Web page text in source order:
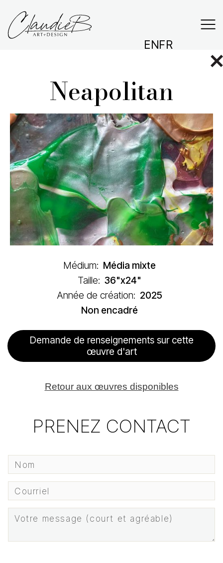
ENFR
Neapolitan
Médium: Média mixte
Taille: 36"x24"
Année de création: 2025
Non encadré
Demande de renseignements sur cette
œuvre d'art
Retour aux œuvres disponibles
PRENEZ CONTACT